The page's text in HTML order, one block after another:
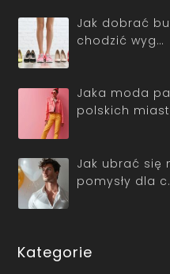
Jak dobrać
chodzić wyg…
Jaka moda
polskich
Jak ubrać się
pomysły dla
Kategorie